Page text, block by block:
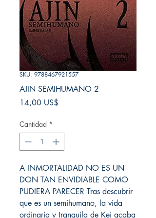
SKU: 9788467921557
AJIN SEMIHUMANO 2
14,00 US$
Cantidad *
A INMORTALIDAD NO ES UN
DON TAN ENVIDIABLE COMO
PUDIERA PARECER Tras descubrir
que es un semihumano, la vida
ordinaria y tranquila de Kei acaba